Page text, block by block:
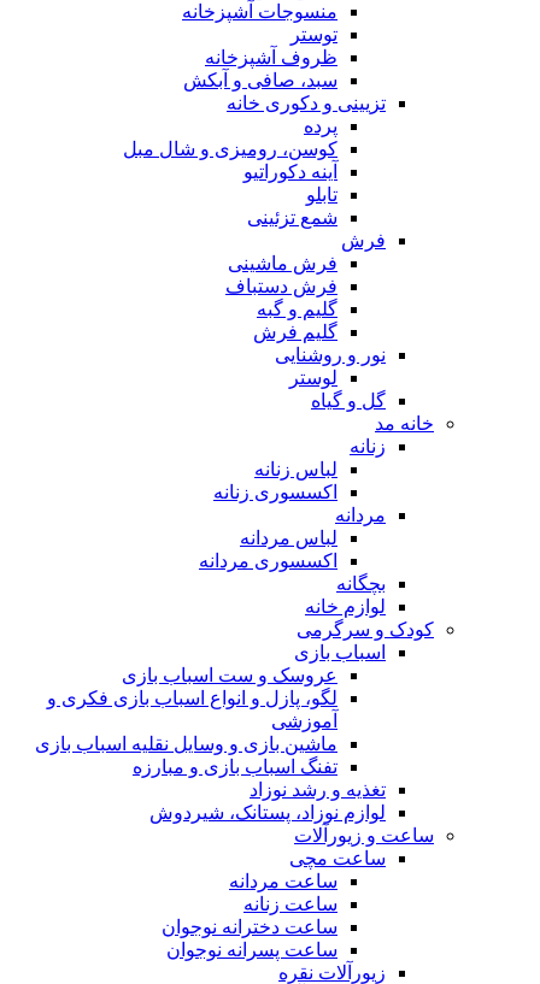
منسوجات آشپزخانه
توستر
ظروف آشپزخانه
سبد، صافی و آبکش
تزیینی و دکوری خانه
پرده
کوسن، رومیزی و شال مبل
آینه دکوراتیو
تابلو
شمع تزئینی
فرش
فرش ماشینی
فرش دستباف
گلیم و گبه
گلیم فرش
نور و روشنایی
لوستر
گل و گیاه
خانه مد
زنانه
لباس زنانه
اکسسوری زنانه
مردانه
لباس مردانه
اکسسوری مردانه
بچگانه
لوازم خانه
کودک و سرگرمی
اسباب بازی
عروسک و ست اسباب بازی
لگو، پازل و انواع اسباب بازی فکری و
آموزشی
ماشین بازی و وسایل نقلیه اسباب بازی
تفنگ اسباب بازی و مبارزه
تغذیه و رشد نوزاد
لوازم نوزاد، پستانک، شیردوش
ساعت و زیور‌آلات
ساعت مچی
ساعت مردانه
ساعت زنانه
ساعت دخترانه نوجوان
ساعت پسرانه نوجوان
زیورآلات نقره